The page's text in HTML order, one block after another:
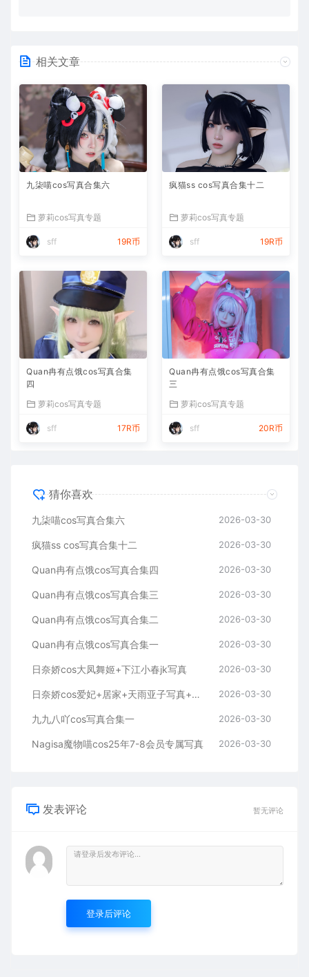
相关文章
九柒喵cos写真合集六
萝莉cos写真专题
sff 19R币
疯猫ss cos写真合集十二
萝莉cos写真专题
sff 19R币
Quan冉有点饿cos写真合集
四
萝莉cos写真专题
sff 17R币
Quan冉有点饿cos写真合集
三
萝莉cos写真专题
sff 20R币
猜你喜欢
九柒喵cos写真合集六 2026-03-30
疯猫ss cos写真合集十二 2026-03-30
Quan冉有点饿cos写真合集四 2026-03-30
Quan冉有点饿cos写真合集三 2026-03-30
Quan冉有点饿cos写真合集二 2026-03-30
Quan冉有点饿cos写真合集一 2026-03-30
日奈娇cos大凤舞姬+下江小春jk写真 2026-03-30
日奈娇cos爱妃+居家+天雨亚子写真+视频 2026-03-30
九九八吖cos写真合集一 2026-03-30
Nagisa魔物喵cos25年7-8会员专属写真 2026-03-30
发表评论 暂无评论
登录后评论